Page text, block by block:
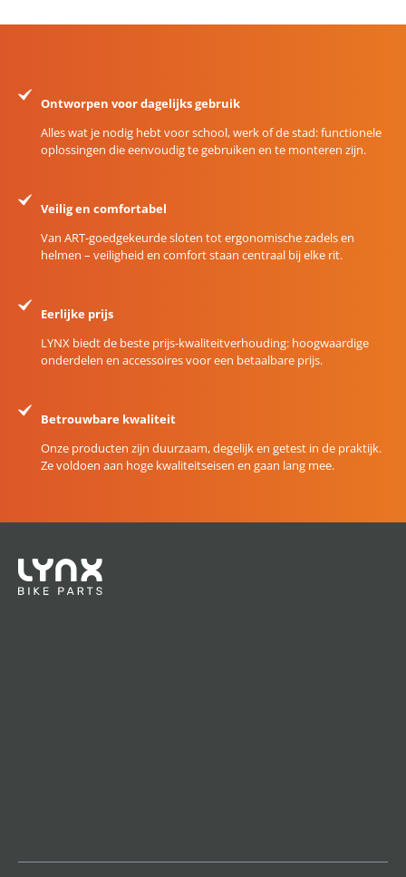
Ontworpen voor dagelijks gebruik
Alles wat je nodig hebt voor school, werk of de stad: functionele
oplossingen die eenvoudig te gebruiken en te monteren zijn.
Veilig en comfortabel
Van ART-goedgekeurde sloten tot ergonomische zadels en
helmen – veiligheid en comfort staan centraal bij elke rit.
Eerlijke prijs
LYNX biedt de beste prijs-kwaliteitverhouding: hoogwaardige
onderdelen en accessoires voor een betaalbare prijs.
Betrouwbare kwaliteit
Onze producten zijn duurzaam, degelijk en getest in de praktijk.
Ze voldoen aan hoge kwaliteitseisen en gaan lang mee.